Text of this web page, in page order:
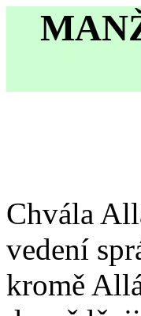
Chvála
vedení
kromě